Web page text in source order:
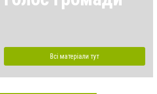
Всі матеріали тут